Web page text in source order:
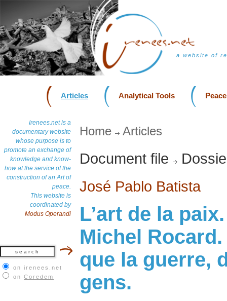
a website of
Articles Analytical Tools
Irenees.net is a
documentary website
whose purpose is to
promote an exchange of
knowledge and know-
how at the service of the
construction of an Art of
peace.
This website is
coordinated by
Modus Operandi
on irenees.net
on Coredem
Home Articles
Document file
José Pablo Batista
L’art de la
Michel
que la guerre,
gens.